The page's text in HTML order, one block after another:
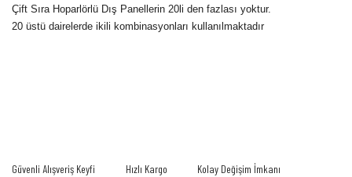
Çift Sıra Hoparlörlü Dış Panellerin 20li den fazlası yoktur.
20 üstü dairelerde ikili kombinasyonları kullanılmaktadır
Ürün açıklamasında eksik bilgiler bulunuyor.
Güvenli Alışveriş Keyfi Hızlı Kargo Kolay Değişim İmkanı